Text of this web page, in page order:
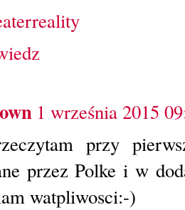
1 września 2015
przy
przez Polke i w
watpliwosci:-)